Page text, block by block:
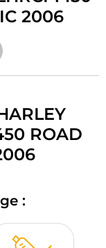
SONDERAKTIONEN
2006
ROAD
: